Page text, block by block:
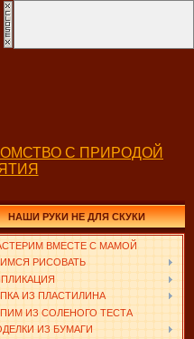
С ПРИРОДОЙ
НАШИ РУКИ НЕ ДЛЯ СКУКИ
ВМЕСТЕ С МАМОЙ
РИСОВАТЬ
ИЗ ПЛАСТИЛИНА
ИЗ СОЛЕНОГО ТЕСТА
ИЗ БУМАГИ